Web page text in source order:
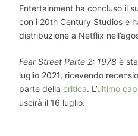
Entertainment ha concluso il
con i 20th Century Studios e
distribuzione a Netflix
Fear Street Parte 2: 1978 è
luglio 2021, ricevendo
parte della critica. L’ultimo
uscirà il 16 luglio.